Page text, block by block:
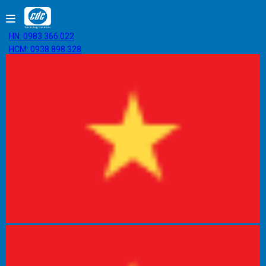
HN: 0983.366.022
HCM: 0938.898.328